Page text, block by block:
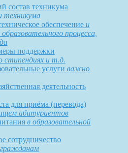
состав техникума
техникума
обеспечение и
процесса,
поддержки
стипендиях и т.д.
услуги важно
деятельность
для приёма (перевода)
абитуриентов
в образовательной
сотрудничество